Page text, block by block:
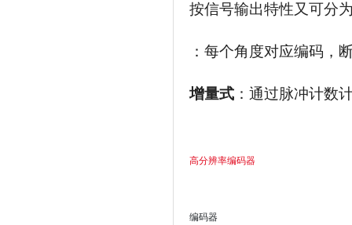
按信号输出特性又可分
：每个角度对应编码，
增量式 ：通过脉冲计数
高分辨率编码器
编码器